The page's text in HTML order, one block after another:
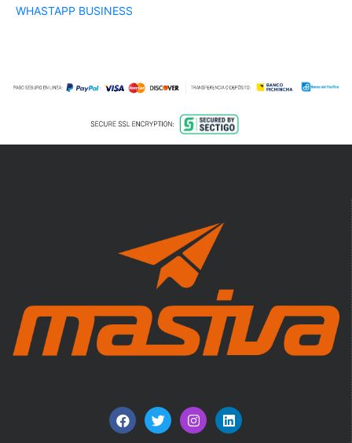
WHASTAPP BUSINESS